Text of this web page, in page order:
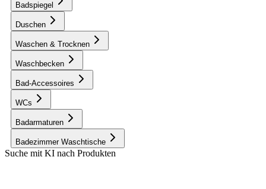
Badspiegel
Duschen
Waschen & Trocknen
Waschbecken
Bad-Accessoires
WCs
Badarmaturen
Badezimmer Waschtische
Suche mit KI nach Produkten